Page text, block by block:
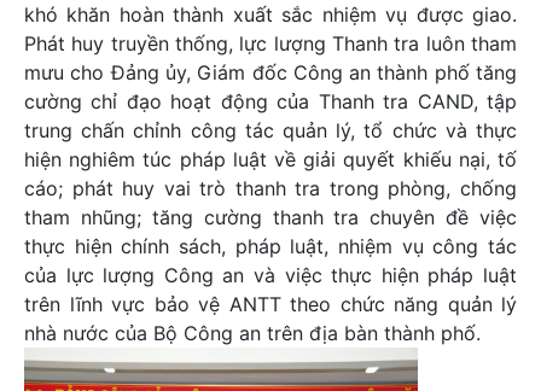
khó khăn hoàn thành xuất sắc nhiệm vụ được giao.
Phát huy truyền thống, lực lượng Thanh tra luôn tham
mưu cho Đảng ủy, Giám đốc Công an thành phố tăng
cường chỉ đạo hoạt động của Thanh tra CAND, tập
trung chấn chỉnh công tác quản lý, tổ chức và thực
hiện nghiêm túc pháp luật về giải quyết khiếu nại, tố
cáo; phát huy vai trò thanh tra trong phòng, chống
tham nhũng; tăng cường thanh tra chuyên đề việc
thực hiện chính sách, pháp luật, nhiệm vụ công tác
của lực lượng Công an và việc thực hiện pháp luật
trên lĩnh vực bảo vệ ANTT theo chức năng quản lý
nhà nước của Bộ Công an trên địa bàn thành phố.